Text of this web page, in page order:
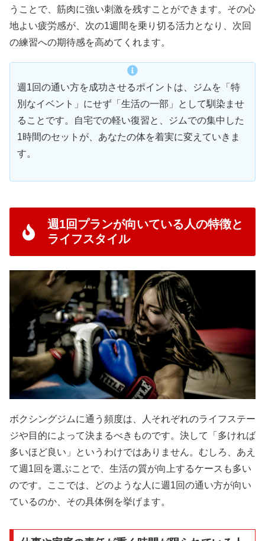
うことで、筋肉に強い刺激を残すことができます。その心
地よい疲労感が、次の1週間を乗り切る活力となり、次回
の練習への期待感を高めてくれます。
週1回の通い方を成功させるポイントは、ジムを「特
別なイベント」にせず「生活の一部」として馴染ませ
ることです。自宅での軽い復習と、ジムでの集中した
1時間のセットが、あなたの体を着実に変えていきま
す。
週1回プランが向いている人の特徴と
ライフスタイル
ボクシングジムに通う頻度は、人それぞれのライフステー
ジや目的によって決まるべきものです。決して「多ければ
多いほど良い」というわけではありません。むしろ、あえ
て週1回を選ぶことで、生活の質が向上するケースも多い
のです。ここでは、どのような人に週1回の通い方が向い
ているのか、その具体例を挙げます。